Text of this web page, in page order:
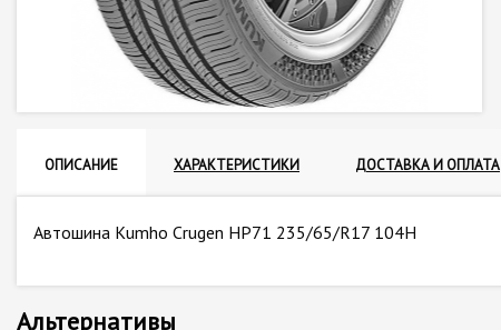
ОПИСАНИЕ ХАРАКТЕРИСТИКИ ДОСТАВКА И ОПЛАТА
Автошина Kumho Crugen HP71 235/65/R17 104H
Альтернативы